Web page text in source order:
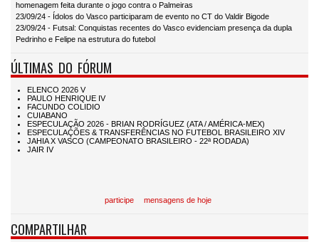
homenagem feita durante o jogo contra o Palmeiras
23/09/24 - Ídolos do Vasco participaram de evento no CT do Valdir Bigode
23/09/24 - Futsal: Conquistas recentes do Vasco evidenciam presença da dupla
Pedrinho e Felipe na estrutura do futebol
ÚLTIMAS DO FÓRUM
participe mensagens de hoje
COMPARTILHAR